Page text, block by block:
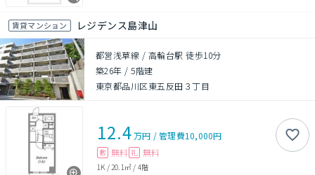
賃貸マンション レジデンス島津山
都営浅草線 / 高輪台駅 徒歩10分
築26年 /5階建
東京都品川区東五反田３丁目
12.4万円 /管理費10,000円
敷 無料 礼 無料
1K / 20.1㎡ / 4階